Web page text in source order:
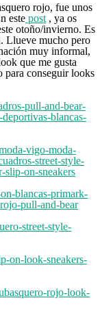
rojo, fue unos
este post , ya os
otoño/invierno. Es
Llueve mucho pero
muy informal,
que me gusta
para conseguir looks